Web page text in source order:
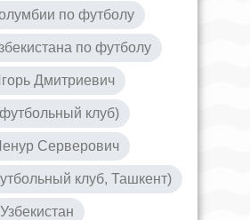
по футболу
по футболу
Дмитриевич
клуб)
Серверович
клуб, Ташкент)
Узбекистан